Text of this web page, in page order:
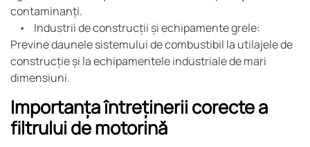
contaminanți.
• Industrii de construcții și echipamente grele:
Previne daunele sistemului de combustibil la utilajele de
construcție și la echipamentele industriale de mari
dimensiuni.
Importanța întreținerii corecte a
filtrului de motorină